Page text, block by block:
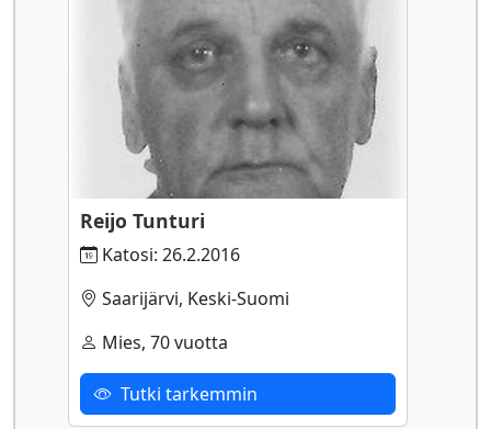
Reijo Tunturi
Katosi: 26.2.2016
Saarijärvi, Keski-Suomi
Mies, 70 vuotta
Tutki tarkemmin